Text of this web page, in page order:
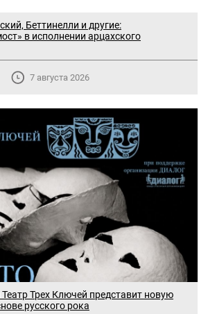
Беттинелли и другие:
в исполнении арцахского
7 августа 2026
Театр Трех Ключей представит новую
русского рока